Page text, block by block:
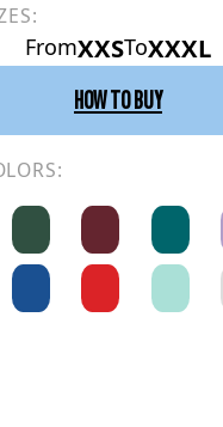
FromXXSToXXXL
HOW TO BUY